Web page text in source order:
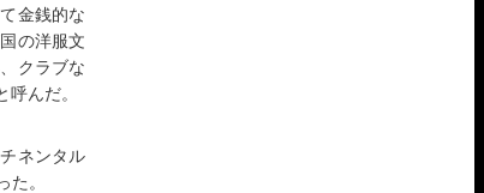
金銭的な
の洋服文
クラブな
呼んだ。
ネンタル
。